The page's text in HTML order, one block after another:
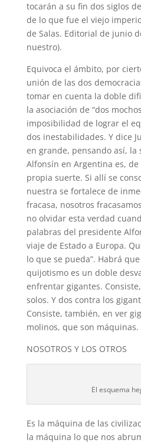
tocarán a su fin dos siglos
de lo que fue el viejo
de Salas. Editorial de junio
nuestro).
Equivoca el ámbito, por
unión de las dos
tomar en cuenta la doble
la asociación de “dos
imposibilidad de lograr el
dos inestabilidades. Y dice
en grande, pensando así, la
Alfonsín en Argentina es,
propia suerte. Si allí se
nuestra se fortalece de
fracasa, nosotros
no olvidar esta verdad
palabras del presidente
viaje de Estado a Europa.
lo que se pueda”. Habrá
quijotismo es un doble
enfrentar gigantes.
solos. Y dos contra los
Consiste, también, en ver
molinos, que son máquinas.
NOSOTROS Y LOS OTROS
El esquema
Es la máquina de las
la máquina lo que nos